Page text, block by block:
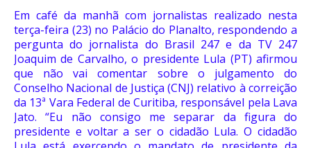
Em café da manhã com jornalistas realizado nesta
terça-feira (23) no Palácio do Planalto, respondendo a
pergunta do jornalista do Brasil 247 e da TV 247
Joaquim de Carvalho, o presidente Lula (PT) afirmou
que não vai comentar sobre o julgamento do
Conselho Nacional de Justiça (CNJ) relativo à correição
da 13ª Vara Federal de Curitiba, responsável pela Lava
Jato. “Eu não consigo me separar da figura do
presidente e voltar a ser o cidadão Lula. O cidadão